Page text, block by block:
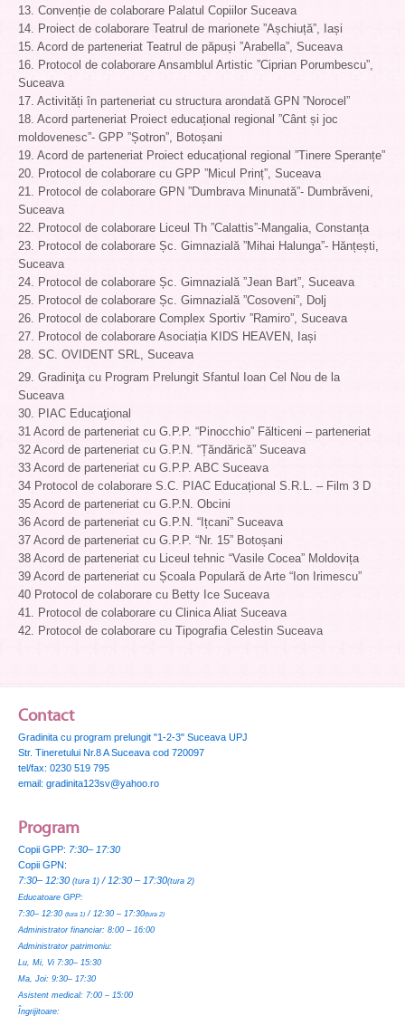
13. Convenție de colaborare Palatul Copiilor Suceava
14. Proiect de colaborare Teatrul de marionete ”Așchiuță”, Iași
15. Acord de parteneriat Teatrul de păpuși ”Arabella”, Suceava
16. Protocol de colaborare Ansamblul Artistic ”Ciprian Porumbescu”,
Suceava
17. Activități în parteneriat cu structura arondată GPN ”Norocel”
18. Acord parteneriat Proiect educațional regional ”Cânt și joc
moldovenesc”- GPP ”Șotron”, Botoșani
19. Acord de parteneriat Proiect educațional regional ”Tinere Speranțe”
20. Protocol de colaborare cu GPP ”Micul Prinț”, Suceava
21. Protocol de colaborare GPN ”Dumbrava Minunată”- Dumbrăveni,
Suceava
22. Protocol de colaborare Liceul Th ”Calattis”-Mangalia, Constanța
23. Protocol de colaborare Șc. Gimnazială ”Mihai Halunga”- Hănțești,
Suceava
24. Protocol de colaborare Șc. Gimnazială ”Jean Bart”, Suceava
25. Protocol de colaborare Șc. Gimnazială ”Cosoveni”, Dolj
26. Protocol de colaborare Complex Sportiv ”Ramiro”, Suceava
27. Protocol de colaborare Asociația KIDS HEAVEN, Iași
28. SC. OVIDENT SRL, Suceava
29. Gradiniţa cu Program Prelungit Sfantul Ioan Cel Nou de la
Suceava
30. PIAC Educaţional
31 Acord de parteneriat cu G.P.P. “Pinocchio” Fălticeni – parteneriat
32 Acord de parteneriat cu G.P.N. “Țăndărică” Suceava
33 Acord de parteneriat cu G.P.P. ABC Suceava
34 Protocol de colaborare S.C. PIAC Educațional S.R.L. – Film 3 D
35 Acord de parteneriat cu G.P.N. Obcini
36 Acord de parteneriat cu G.P.N. “Ițcani” Suceava
37 Acord de parteneriat cu G.P.P. “Nr. 15” Botoșani
38 Acord de parteneriat cu Liceul tehnic “Vasile Cocea” Moldovița
39 Acord de parteneriat cu Școala Populară de Arte “Ion Irimescu”
40 Protocol de colaborare cu Betty Ice Suceava
41. Protocol de colaborare cu Clinica Aliat Suceava
42. Protocol de colaborare cu Tipografia Celestin Suceava
Contact
Gradinita cu program prelungit "1-2-3" Suceava UPJ
Str. Tineretului Nr.8 A Suceava cod 720097
tel/fax: 0230 519 795
email: gradinita123sv@yahoo.ro
Program
Copii GPP: 7:30– 17:30
Copii GPN:
7:30– 12:30 (tura 1) / 12:30 – 17:30(tura 2)
Educatoare GPP:
7:30– 12:30 (tura 1) / 12:30 – 17:30(tura 2)
Administrator financiar: 8:00 – 16:00
Administrator patrimoniu:
Lu, Mi, Vi 7:30– 15:30
Ma, Joi: 9:30– 17:30
Asistent medical: 7:00 – 15:00
Îngrijitoare: